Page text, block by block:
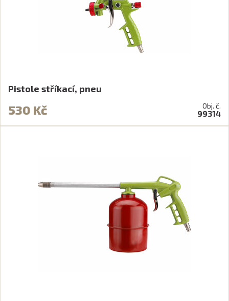
Pistole stříkací, pneu
530 Kč Obj. č.
99314